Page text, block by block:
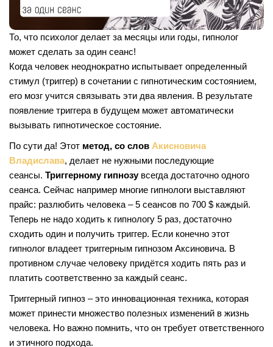
То, что психолог делает за месяцы или годы, гипнолог
может сделать за один сеанс!
Когда человек неоднократно испытывает определенный
стимул (триггер) в сочетании с гипнотическим состоянием,
его мозг учится связывать эти два явления. В результате
появление триггера в будущем может автоматически
вызывать гипнотическое состояние.
По сути да! Этот метод, со слов Акисновича
Владислава, делает не нужными последующие
сеансы. Триггерному гипнозувсегда достаточно одного
сеанса. Сейчас например многие гипнологи выставляют
прайс: разлюбить человека – 5 сеансов по 700 $ каждый.
Теперь не надо ходить к гипнологу 5 раз, достаточно
сходить один и получить триггер. Если конечно этот
гипнолог владеет триггерным гипнозом Аксиновича. В
противном случае человеку придётся ходить пять раз и
платить соответственно за каждый сеанс.
Триггерный гипноз – это инновационная техника, которая
может принести множество полезных изменений в жизнь
человека. Но важно помнить, что он требует ответственного
и этичного подхода.